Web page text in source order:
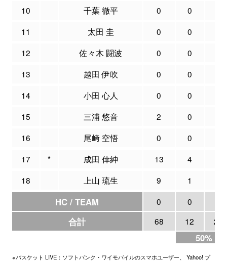
10 千葉 徹平 0 0
11
太田 圭 0 0
12
佐々木 闘波 0 0
13
越田 伊吹 0 0
14
小田 心人 0 0
15
三浦 悠音 2 0
16
尾﨑 空悟 0 0
17
* 成田 倖紳 13 4
18
上山 琉生 9 1
HC / TEAM 0 0
合計 68 12 24
50%
※バスケット LIVE：ソフトバンク・ワイモバイルのスマホユーザー、 Yahoo! プ